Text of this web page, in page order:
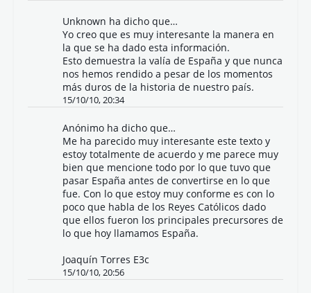
Unknown ha dicho que…
Yo creo que es muy interesante la manera en
la que se ha dado esta información.
Esto demuestra la valía de España y que nunca
nos hemos rendido a pesar de los momentos
más duros de la historia de nuestro país.
15/10/10, 20:34
Anónimo ha dicho que…
Me ha parecido muy interesante este texto y
estoy totalmente de acuerdo y me parece muy
bien que mencione todo por lo que tuvo que
pasar España antes de convertirse en lo que
fue. Con lo que estoy muy conforme es con lo
poco que habla de los Reyes Católicos dado
que ellos fueron los principales precursores de
lo que hoy llamamos España.
Joaquín Torres E3c
15/10/10, 20:56